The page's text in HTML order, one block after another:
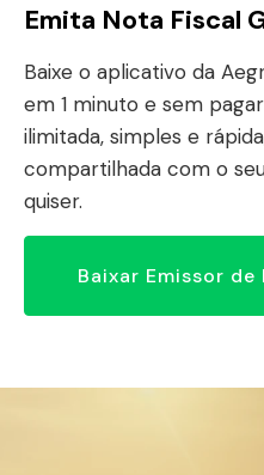
Emita Nota Fiscal
Baixe o aplicativo da
em 1 minuto e sem
ilimitada, simples e
compartilhada com o
quiser.
Baixar Emissor de